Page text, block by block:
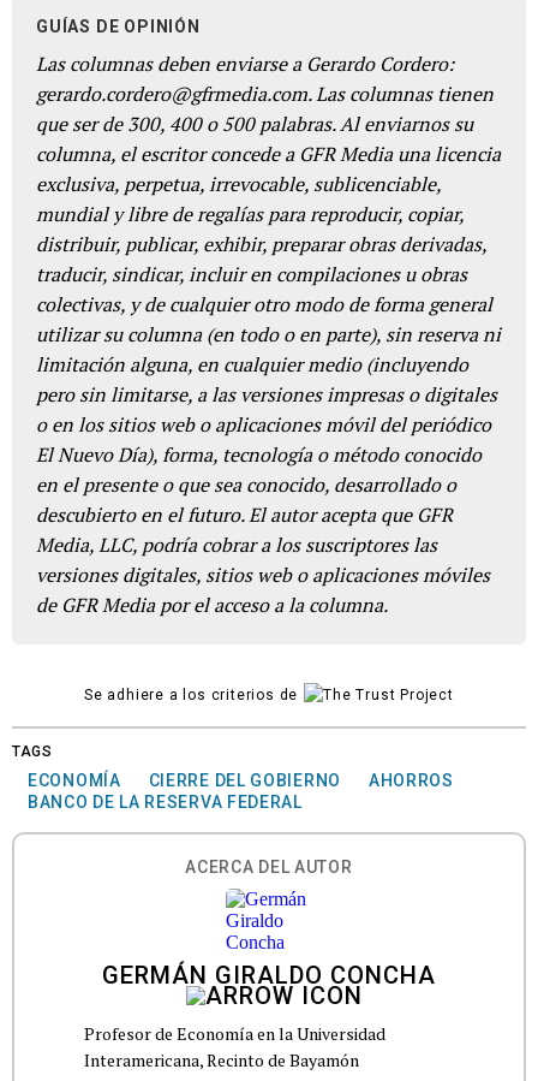
GUÍAS DE OPINIÓN
Las columnas deben enviarse a Gerardo Cordero:
gerardo.cordero@gfrmedia.com. Las columnas tienen
que ser de 300, 400 o 500 palabras. Al enviarnos su
columna, el escritor concede a GFR Media una licencia
exclusiva, perpetua, irrevocable, sublicenciable,
mundial y libre de regalías para reproducir, copiar,
distribuir, publicar, exhibir, preparar obras derivadas,
traducir, sindicar, incluir en compilaciones u obras
colectivas, y de cualquier otro modo de forma general
utilizar su columna (en todo o en parte), sin reserva ni
limitación alguna, en cualquier medio (incluyendo
pero sin limitarse, a las versiones impresas o digitales
o en los sitios web o aplicaciones móvil del periódico
El Nuevo Día), forma, tecnología o método conocido
en el presente o que sea conocido, desarrollado o
descubierto en el futuro. El autor acepta que GFR
Media, LLC, podría cobrar a los suscriptores las
versiones digitales, sitios web o aplicaciones móviles
de GFR Media por el acceso a la columna.
Se adhiere a los criterios de
TAGS
ECONOMÍA CIERRE DEL GOBIERNO
AHORROS
BANCO DE LA RESERVA FEDERAL
ACERCA DEL AUTOR
GERMÁN GIRALDO CONCHA
Profesor de Economía en la Universidad
Interamericana, Recinto de Bayamón